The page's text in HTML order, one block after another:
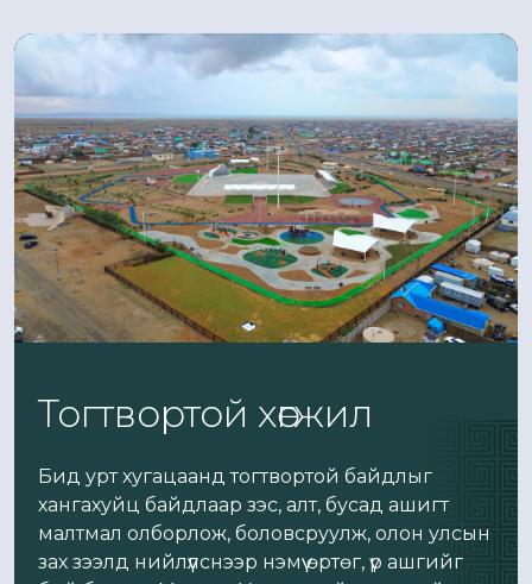
Тогтвортой хөгжил
Бид урт хугацаанд тогтвортой байдлыг
хангахуйц байдлаар зэс, алт, бусад ашигт
малтмал олборлож, боловсруулж, олон улсын
зах зээлд нийлүүлснээр нэмүү өртөг, үр ашгийг